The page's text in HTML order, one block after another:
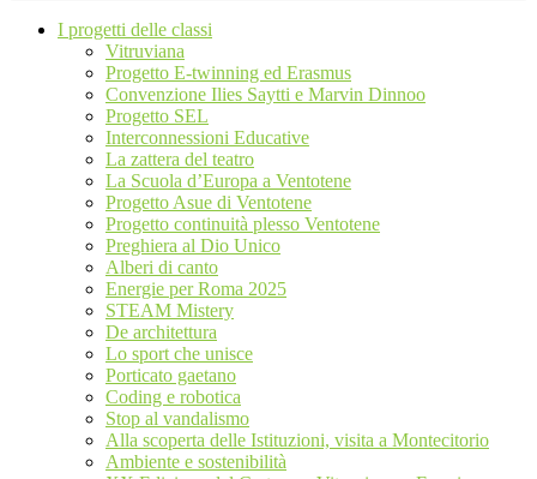
I progetti delle classi
Vitruviana
Progetto E-twinning ed Erasmus
Convenzione Ilies Saytti e Marvin Dinnoo
Progetto SEL
Interconnessioni Educative
La zattera del teatro
La Scuola d’Europa a Ventotene
Progetto Asue di Ventotene
Progetto continuità plesso Ventotene
Preghiera al Dio Unico
Alberi di canto
Energie per Roma 2025
STEAM Mistery
De architettura
Lo sport che unisce
Porticato gaetano
Coding e robotica
Stop al vandalismo
Alla scoperta delle Istituzioni, visita a Montecitorio
Ambiente e sostenibilità